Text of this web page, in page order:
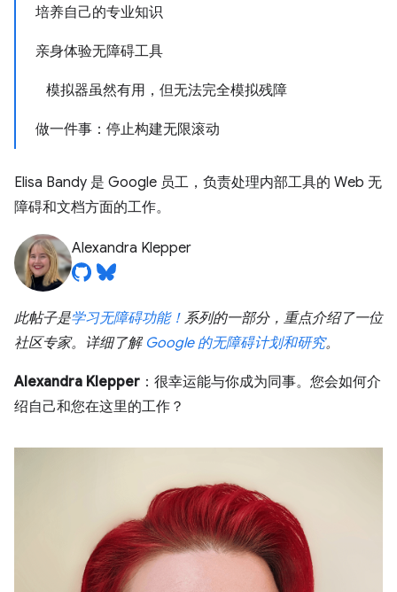
培养自己的专业知识
亲身体验无障碍工具
模拟器虽然有用，但无法完全模拟残障
做一件事：停止构建无限滚动
Elisa Bandy 是 Google 员工，负责处理内部工具的 Web 无
障碍和文档方面的工作。
Alexandra Klepper
此帖子是学习无障碍功能！ 系列的一部分，重点介绍了一位
社区专家。详细了解 Google 的无障碍计划和研究。
Alexandra Klepper ：很幸运能与你成为同事。您会如何介
绍自己和您在这里的工作？